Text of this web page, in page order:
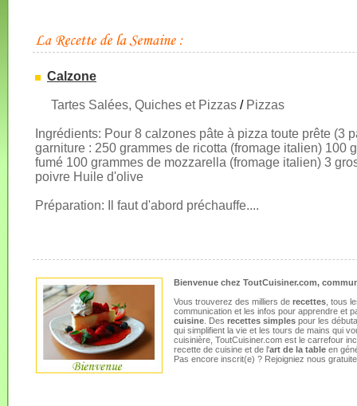
Calzone
Tartes Salées, Quiches et Pizzas / Pizzas
Ingrédients: Pour 8 calzones pâte à pizza toute prête (3
garniture : 250 grammes de ricotta (fromage italien) 100
fumé 100 grammes de mozzarella (fromage italien) 3
poivre Huile d'olive
Préparation: Il faut d'abord préchauffe....
Bienvenue chez ToutCuisiner.com,
Vous trouverez des milliers de recettes , tous
communication et les infos pour apprendre et
cuisine . Des recettes simples pour les
qui simplifient la vie et les tours de mains qui
cuisinière, ToutCuisiner.com est le carrefour
recette de cuisine et de l'art de la table en
Pas encore inscrit(e) ? Rejoigniez nous